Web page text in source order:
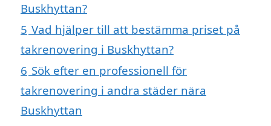
Buskhyttan?
5 Vad hjälper till att bestämma priset på
takrenovering i Buskhyttan?
6 Sök efter en professionell för
takrenovering i andra städer nära
Buskhyttan